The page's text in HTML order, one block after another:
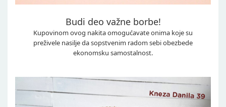
Budi deo važne borbe!
Kupovinom ovog nakita omogućavate onima koje su
preživele nasilje da sopstvenim radom sebi obezbede
ekonomsku samostalnost.